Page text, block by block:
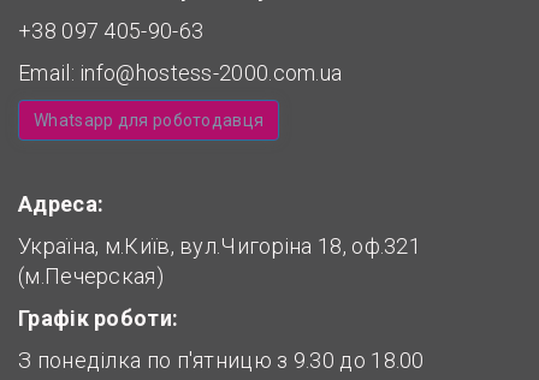
+38 097 405-90-63
Email: info@hostess-2000.com.ua
Whatsapp для роботодавця
Адреса:
Україна, м.Київ, вул.Чигоріна 18, оф.321
(м.Печерская)
Графік роботи:
З понеділка по п'ятницю з 9.30 до 18.00